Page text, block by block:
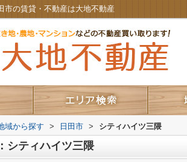
市の賃貸・不動産は大地不動産
域から探す > 日田市 > シティハイツ三隈
シティハイツ三隈